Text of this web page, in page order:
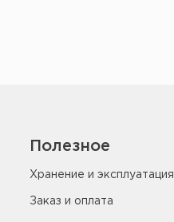
Полезное
Хранение и эксплуатация
Заказ и оплата